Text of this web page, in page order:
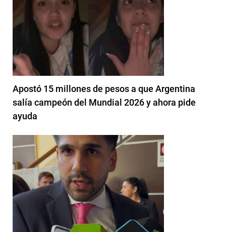
Apostó 15 millones de pesos a que Argentina
salía campeón del Mundial 2026 y ahora pide
ayuda